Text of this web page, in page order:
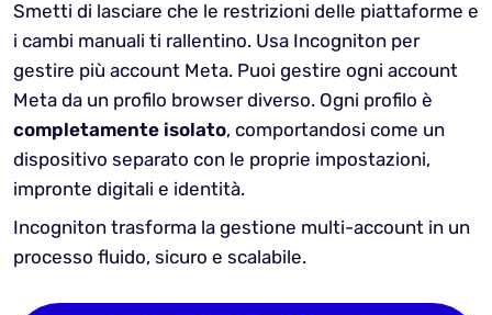
Smetti di lasciare che le restrizioni delle piattaforme e
i cambi manuali ti rallentino. Usa Incogniton per
gestire più account Meta. Puoi gestire ogni account
Meta da un profilo browser diverso. Ogni profilo è
completamente isolato, comportandosi come un
dispositivo separato con le proprie impostazioni,
impronte digitali e identità.
Incogniton trasforma la gestione multi-account in un
processo fluido, sicuro e scalabile.